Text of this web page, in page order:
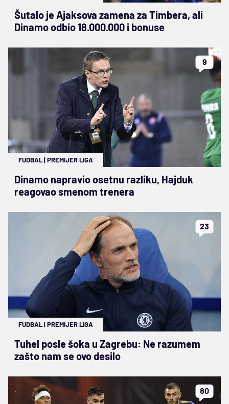
Šutalo je Ajaksova zamena za Timbera, ali
Dinamo odbio 18.000.000 i bonuse
9
FUDBAL|PREMIJER LIGA
Dinamo napravio osetnu razliku, Hajduk
reagovao smenom trenera
23
FUDBAL|PREMIJER LIGA
Tuhel posle šoka u Zagrebu: Ne razumem
zašto nam se ovo desilo
80